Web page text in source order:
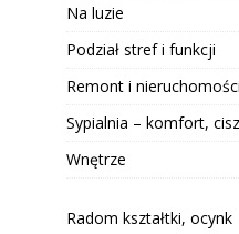
Na luzie
Podział stref i funkcji
Remont i nieruchomości
Sypialnia – komfort,
Wnętrze
Radom kształtki, ocynk